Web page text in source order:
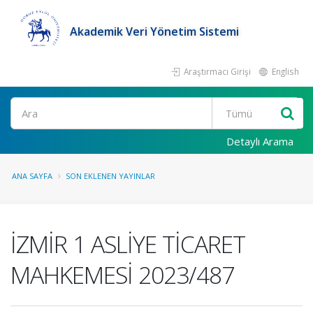
Akademik Veri Yönetim Sistemi
Araştırmacı Girişi English
Ara
Detaylı Arama
ANA SAYFA SON EKLENEN YAYINLAR
İZMİR 1 ASLİYE TİCARET
MAHKEMESİ 2023/487